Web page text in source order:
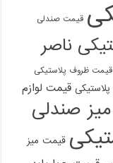
قیمت صندلی
ناصر
قیمت ظروف پلاستیکی
قیمت لوازم
صندلی
قیمت میز